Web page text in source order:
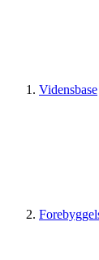
Vidensbase